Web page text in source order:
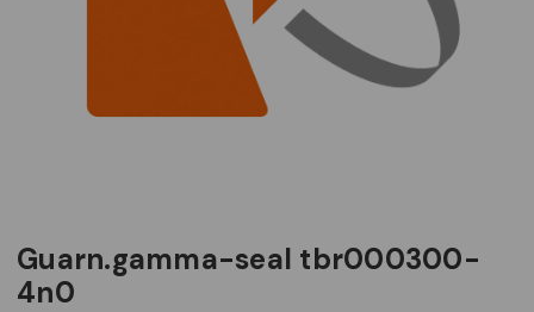
guarn.gamma-seal tbr000300-
4n0